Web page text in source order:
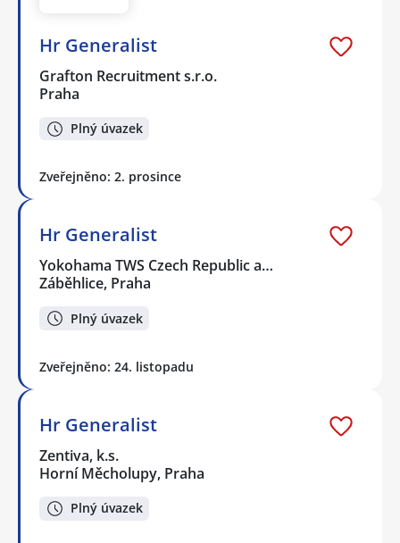
Hr Generalist
Grafton Recruitment s.r.o.
Praha
Plný úvazek
Zveřejněno: 2. prosince
Hr Generalist
Yokohama TWS Czech Republic a…
Záběhlice, Praha
Plný úvazek
Zveřejněno: 24. listopadu
Hr Generalist
Zentiva, k.s.
Horní Měcholupy, Praha
Plný úvazek